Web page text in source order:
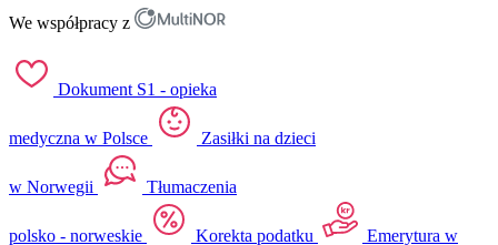
We współpracy z
Dokument S1 - opieka
medyczna w Polsce Zasiłki na dzieci
w Norwegii Tłumaczenia
polsko - norweskie Korekta podatku
Emerytura w